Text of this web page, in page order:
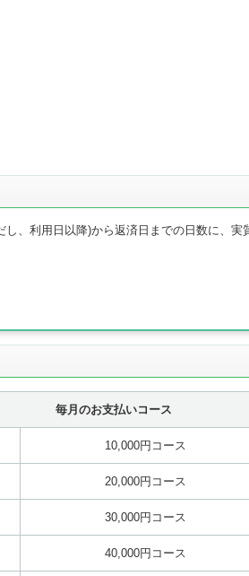
、利用日以降)から返済日までの日数に、実
毎月のお支払いコース
10,000円コース
20,000円コース
30,000円コース
40,000円コース